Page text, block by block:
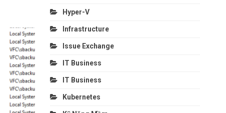
Hyper-V
Infrastructure
Issue Exchange
IT Business
IT Business
Kubernetes